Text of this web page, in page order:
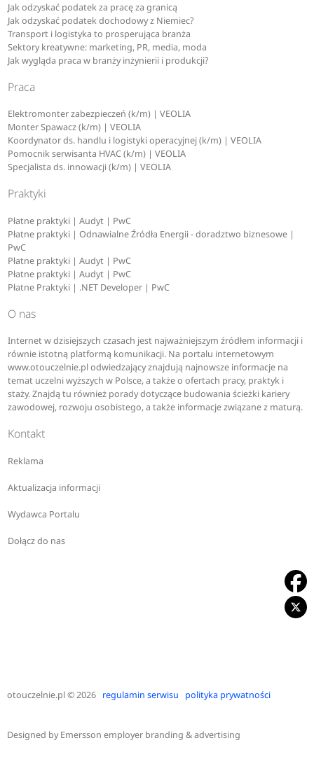
Jak odzyskać podatek za pracę za granicą
Jak odzyskać podatek dochodowy z Niemiec?
Transport i logistyka to prosperująca branża
Sektory kreatywne: marketing, PR, media, moda
Jak wygląda praca w branży inżynierii i produkcji?
Praca
Elektromonter zabezpieczeń (k/m) | VEOLIA
Monter Spawacz (k/m) | VEOLIA
Koordynator ds. handlu i logistyki operacyjnej (k/m) | VEOLIA
Pomocnik serwisanta HVAC (k/m) | VEOLIA
Specjalista ds. innowacji (k/m) | VEOLIA
Praktyki
Płatne praktyki | Audyt | PwC
Płatne praktyki | Odnawialne Źródła Energii - doradztwo biznesowe |
PwC
Płatne praktyki | Audyt | PwC
Płatne praktyki | Audyt | PwC
Płatne Praktyki | .NET Developer | PwC
O nas
Internet w dzisiejszych czasach jest najważniejszym źródłem informacji i
równie istotną platformą komunikacji. Na portalu internetowym
www.otouczelnie.pl odwiedzający znajdują najnowsze informacje na
temat uczelni wyższych w Polsce, a także o ofertach pracy, praktyk i
staży. Znajdą tu również porady dotyczące budowania ścieżki kariery
zawodowej, rozwoju osobistego, a także informacje związane z maturą.
Kontakt
Reklama
Aktualizacja informacji
Wydawca Portalu
Dołącz do nas
otouczelnie.pl© 2026 regulamin serwisu polityka prywatności
Designed byEmersson employer branding & advertising